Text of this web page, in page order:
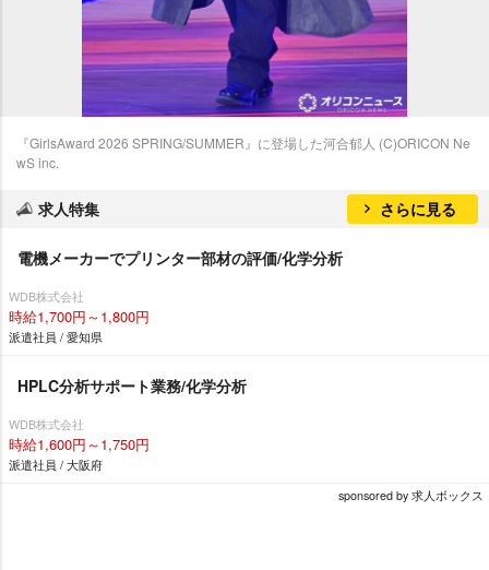
『GirlsAward 2026 SPRING/SUMMER』に登場した河合郁人 (C)ORICON Ne
wS inc.
求人特集 さらに見る
電機メーカーでプリンター部材の評価/化学分析
WDB株式会社
時給1,700円～1,800円
派遣社員 / 愛知県
HPLC分析サポート業務/化学分析
WDB株式会社
時給1,600円～1,750円
派遣社員 / 大阪府
sponsored by 求人ボックス